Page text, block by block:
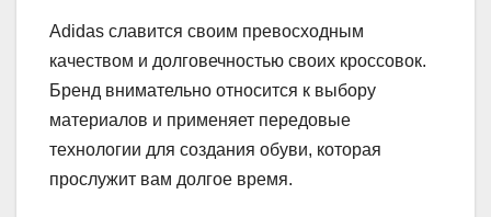
Adidas славится своим превосходным
качеством и долговечностью своих кроссовок.
Бренд внимательно относится к выбору
материалов и применяет передовые
технологии для создания обуви, которая
прослужит вам долгое время.